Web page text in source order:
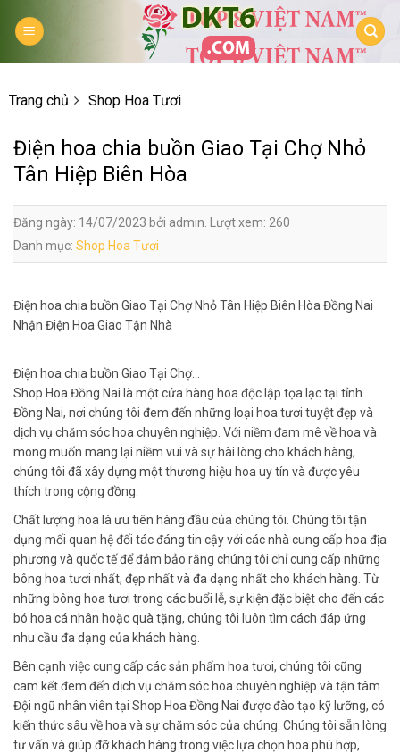
Trang chủ Shop Hoa Tươi
Điện hoa chia buồn Giao Tại Chợ Nhỏ
Tân Hiệp Biên Hòa
Đăng ngày: 14/07/2023 bởi admin. Lượt xem: 260
Danh mục: Shop Hoa Tươi
Điện hoa chia buồn Giao Tại Chợ Nhỏ Tân Hiệp Biên Hòa Đồng Nai
Nhận Điện Hoa Giao Tận Nhà
Điện hoa chia buồn Giao Tại Chợ…
Shop Hoa Đồng Nai là một cửa hàng hoa độc lập tọa lạc tại tỉnh
Đồng Nai, nơi chúng tôi đem đến những loại hoa tươi tuyệt đẹp và
dịch vụ chăm sóc hoa chuyên nghiệp. Với niềm đam mê về hoa và
mong muốn mang lại niềm vui và sự hài lòng cho khách hàng,
chúng tôi đã xây dựng một thương hiệu hoa uy tín và được yêu
thích trong cộng đồng.
Chất lượng hoa là ưu tiên hàng đầu của chúng tôi. Chúng tôi tận
dụng mối quan hệ đối tác đáng tin cậy với các nhà cung cấp hoa địa
phương và quốc tế để đảm bảo rằng chúng tôi chỉ cung cấp những
bông hoa tươi nhất, đẹp nhất và đa dạng nhất cho khách hàng. Từ
những bông hoa tươi trong các buổi lễ, sự kiện đặc biệt cho đến các
bó hoa cá nhân hoặc quà tặng, chúng tôi luôn tìm cách đáp ứng
nhu cầu đa dạng của khách hàng.
Bên cạnh việc cung cấp các sản phẩm hoa tươi, chúng tôi cũng
cam kết đem đến dịch vụ chăm sóc hoa chuyên nghiệp và tận tâm.
Đội ngũ nhân viên tại Shop Hoa Đồng Nai được đào tạo kỹ lưỡng, có
kiến thức sâu về hoa và sự chăm sóc của chúng. Chúng tôi sẵn lòng
tư vấn và giúp đỡ khách hàng trong việc lựa chọn hoa phù hợp,